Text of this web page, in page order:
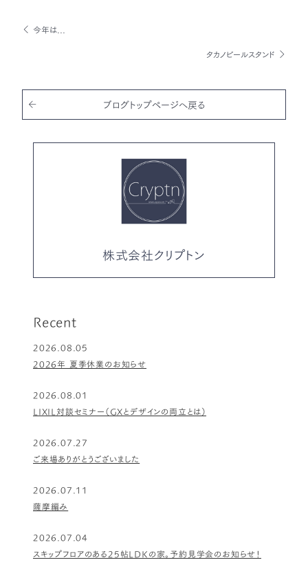
o
o
k
今年は...
タカノビールスタンド
ブログトップページへ戻る
株式会社クリプトン
Recent
2026.08.05
2026年 夏季休業のお知らせ
2026.08.01
LIXIL対談セミナー（GXとデザインの両立とは）
2026.07.27
ご来場ありがとうございました
2026.07.11
薩摩編み
2026.07.04
スキップフロアのある25帖LDKの家。予約見学会のお知らせ！